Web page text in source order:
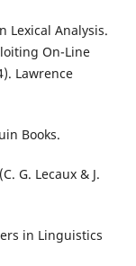
Lexical Analysis.
On-Line
Lawrence
Books.
G. Lecaux & J.
in Linguistics